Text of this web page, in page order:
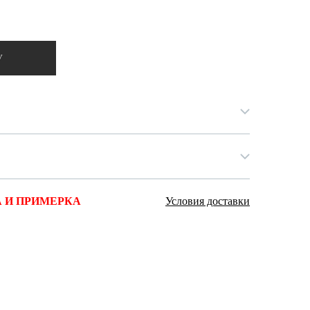
И ПРИМЕРКА Условия доставки